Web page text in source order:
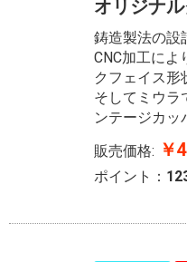
オリジナ
鋳造製法の設
CNC加工によ
クフェイス形
そしてミウラ
ンテージカッ
販売価格: ￥
ポイント：